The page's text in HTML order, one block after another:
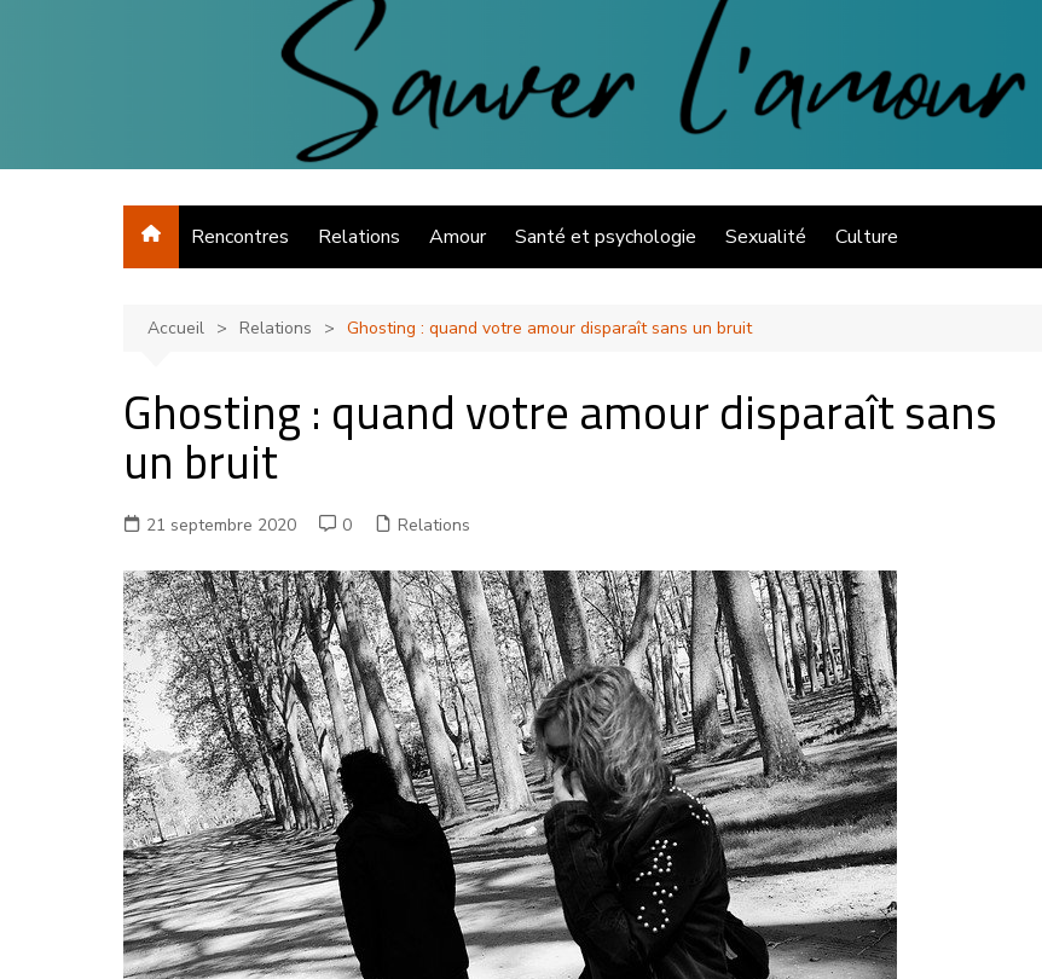
Sauver l'amour
Séduction, rupture amoureuse, sexe et relations
Rencontres Relations Amour Santé et psychologie Sexualité Culture
Accueil Relations Ghosting : quand votre amour disparaît sans un bruit
Ghosting : quand votre amour disparaît sans
un bruit
21 septembre 2020 0 Relations